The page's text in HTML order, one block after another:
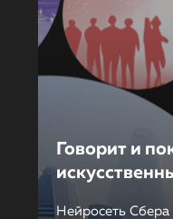
Говорит и
Нейросеть Сбера